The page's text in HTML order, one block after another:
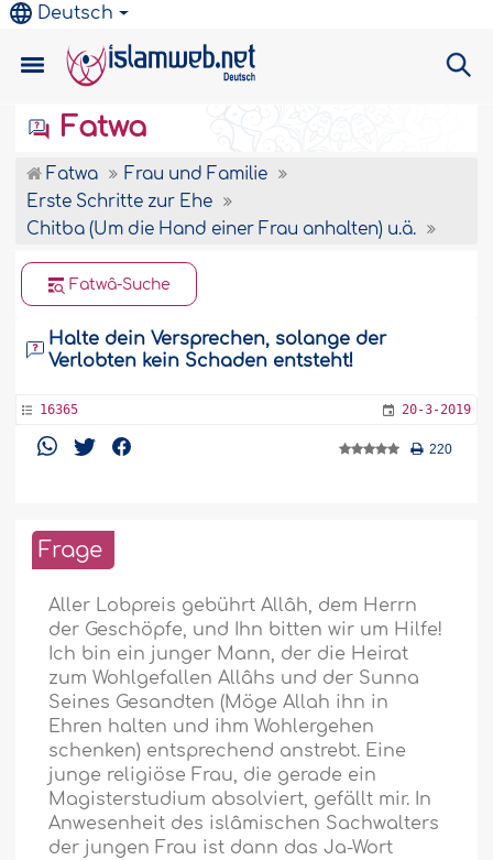
Deutsch
Fatwa
Fatwa
Frau und Familie
Erste Schritte zur Ehe
Chitba (Um die Hand einer Frau anhalten) u.ä.
Fatwâ-Suche
Halte dein Versprechen, solange der
Verlobten kein Schaden entsteht!
16365 20-3-2019
220
Frage
Aller Lobpreis gebührt Allâh, dem Herrn
der Geschöpfe, und Ihn bitten wir um Hilfe!
Ich bin ein junger Mann, der die Heirat
zum Wohlgefallen Allâhs und der Sunna
Seines Gesandten (Möge Allah ihn in
Ehren halten und ihm Wohlergehen
schenken) entsprechend anstrebt. Eine
junge religiöse Frau, die gerade ein
Magisterstudium absolviert, gefällt mir. In
Anwesenheit des islâmischen Sachwalters
der jungen Frau ist dann das Ja-Wort